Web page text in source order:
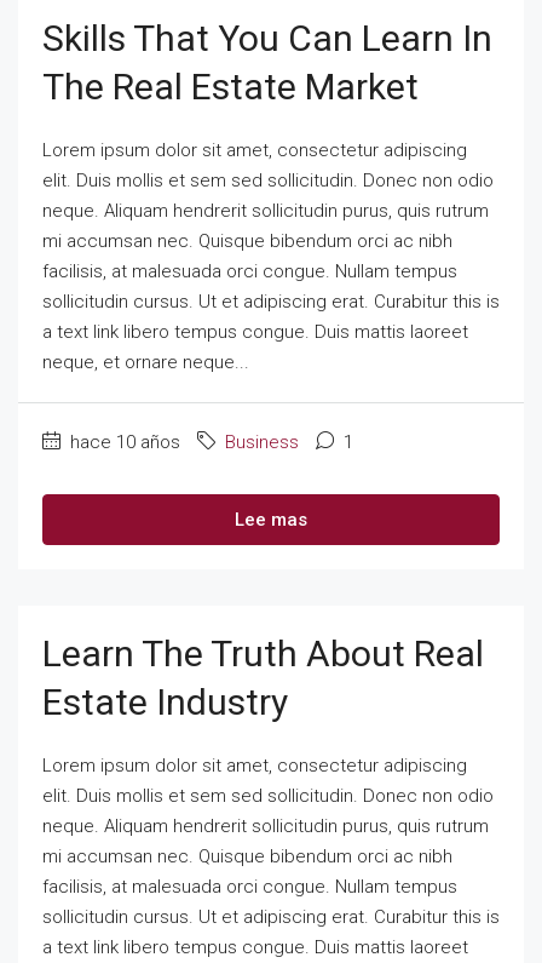
Skills That You Can Learn In
The Real Estate Market
Lorem ipsum dolor sit amet, consectetur adipiscing
elit. Duis mollis et sem sed sollicitudin. Donec non odio
neque. Aliquam hendrerit sollicitudin purus, quis rutrum
mi accumsan nec. Quisque bibendum orci ac nibh
facilisis, at malesuada orci congue. Nullam tempus
sollicitudin cursus. Ut et adipiscing erat. Curabitur this is
a text link libero tempus congue. Duis mattis laoreet
neque, et ornare neque...
hace 10 años Business 1
Lee mas
Learn The Truth About Real
Estate Industry
Lorem ipsum dolor sit amet, consectetur adipiscing
elit. Duis mollis et sem sed sollicitudin. Donec non odio
neque. Aliquam hendrerit sollicitudin purus, quis rutrum
mi accumsan nec. Quisque bibendum orci ac nibh
facilisis, at malesuada orci congue. Nullam tempus
sollicitudin cursus. Ut et adipiscing erat. Curabitur this is
a text link libero tempus congue. Duis mattis laoreet